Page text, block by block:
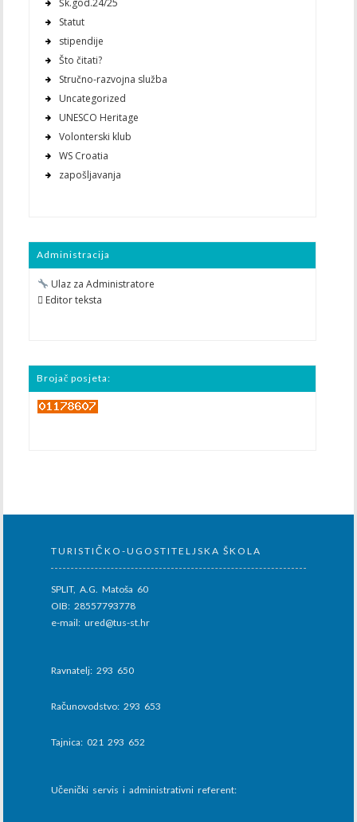
Statut
stipendije
Što čitati?
Stručno-razvojna služba
Uncategorized
UNESCO Heritage
Volonterski klub
WS Croatia
zapošljavanja
Administracija
Ulaz za Administratore
 Editor teksta
Brojač posjeta:
TURISTIČKO-UGOSTITELJSKA ŠKOLA
SPLIT, A.G. Matoša 60
OIB: 28557793778
e-mail: ured@tus-st.hr
Ravnatelj: 293 650
Računovodstvo: 293 653
Tajnica: 021 293 652
Učenički servis i administrativni referent: